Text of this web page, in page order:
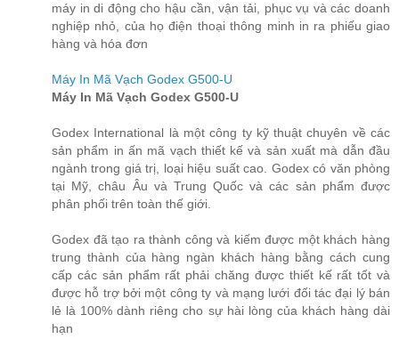
máy in di động cho hậu cần, vận tải, phục vụ và các doanh
nghiệp nhỏ, của họ điện thoại thông minh in ra phiếu giao
hàng và hóa đơn
Máy In Mã Vạch Godex G500-U
Máy In Mã Vạch Godex G500-U
Godex International là một công ty kỹ thuật chuyên về các
sản phẩm in ấn mã vạch thiết kế và sản xuất mà dẫn đầu
ngành trong giá trị, loại hiệu suất cao. Godex có văn phòng
tại Mỹ, châu Âu và Trung Quốc và các sản phẩm được
phân phối trên toàn thế giới.
Godex đã tạo ra thành công và kiếm được một khách hàng
trung thành của hàng ngàn khách hàng bằng cách cung
cấp các sản phẩm rất phải chăng được thiết kế rất tốt và
được hỗ trợ bởi một công ty và mạng lưới đối tác đại lý bán
lẻ là 100% dành riêng cho sự hài lòng của khách hàng dài
hạn